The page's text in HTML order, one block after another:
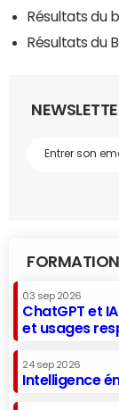
Résultats du
Résultats du
03 sep 2026
ChatGPT et
et usages
24 sep 2026
Intelligence